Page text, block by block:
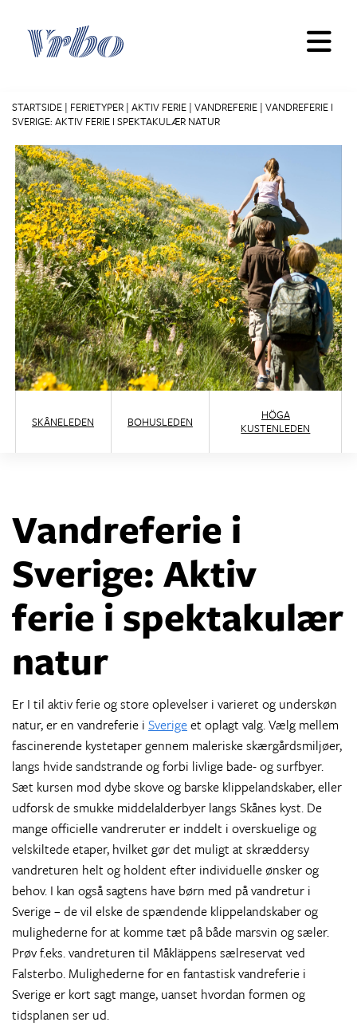
STARTSIDE | FERIETYPER | AKTIV FERIE | VANDREFERIE | VANDREFERIE I
SVERIGE: AKTIV FERIE I SPEKTAKULÆR NATUR
SKÅNELEDEN BOHUSLEDEN
HÖGA
KUSTENLEDEN
Vandreferie i
Sverige: Aktiv
ferie i spektakulær
natur
Er I til aktiv ferie og store oplevelser i varieret og underskøn
natur, er en vandreferie i Sverigeet oplagt valg. Vælg mellem
fascinerende kystetaper gennem maleriske skærgårdsmiljøer,
langs hvide sandstrande og forbi livlige bade- og surfbyer.
Sæt kursen mod dybe skove og barske klippelandskaber, eller
udforsk de smukke middelalderbyer langs Skånes kyst. De
mange officielle vandreruter er inddelt i overskuelige og
velskiltede etaper, hvilket gør det muligt at skræddersy
vandreturen helt og holdent efter individuelle ønsker og
behov. I kan også sagtens have børn med på vandretur i
Sverige – de vil elske de spændende klippelandskaber og
mulighederne for at komme tæt på både marsvin og sæler.
Prøv f.eks. vandreturen til Måkläppens sælreservat ved
Falsterbo. Mulighederne for en fantastisk vandreferie i
Sverige er kort sagt mange, uanset hvordan formen og
tidsplanen ser ud.